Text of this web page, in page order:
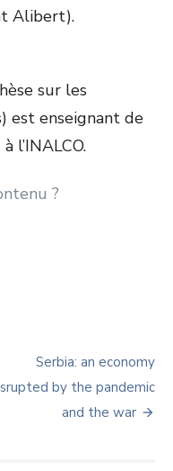
Alibert).
sur les
est enseignant de
l’INALCO.
Serbia: an economy
by the pandemic
and the war